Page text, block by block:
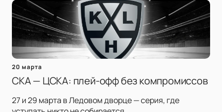
20 марта
СКА — ЦСКА: плей-офф без компромиссов
27 и 29 марта в Ледовом дворце — серия, где